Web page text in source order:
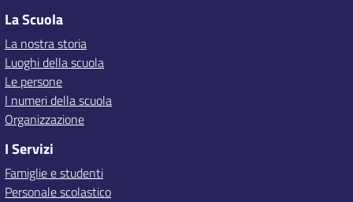
La Scuola
La nostra storia
Luoghi della scuola
Le persone
I numeri della scuola
Organizzazione
I Servizi
Famiglie e studenti
Personale scolastico